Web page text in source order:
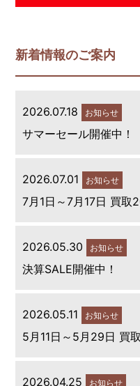
新着情報のご案内
2026.07.18 お知らせ
サマーセール開催中！
2026.07.01 お知らせ
7月1日～7月17日 買
2026.05.30 お知らせ
決算SALE開催中！
2026.05.11 お知らせ
5月11日～5月29日 買
2026.04.25 お知らせ